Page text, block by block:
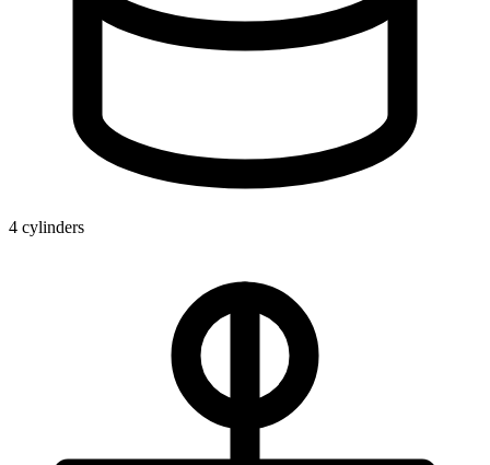
4 cylinders